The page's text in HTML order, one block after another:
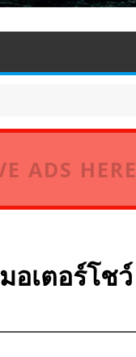
ADS HERE
อเตอร์โชว์